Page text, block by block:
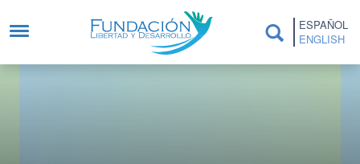
ESPAÑOL
ENGLISH